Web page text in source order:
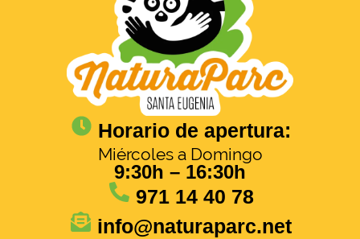
Horario de apertura:
Miércoles a Domingo
9:30h – 16:30h
971 14 40 78
info@naturaparc.net